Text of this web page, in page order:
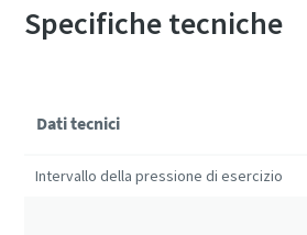
Specifiche tecniche
Dati tecnici
Intervallo della pressione di esercizio